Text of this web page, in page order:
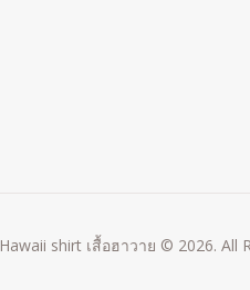
Hawaii shirt เสื้อฮาวาย © 2026. All